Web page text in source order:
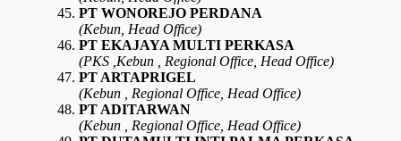
PT WONOREJO PERDANA
(Kebun, Head Office)
PT EKAJAYA MULTI PERKASA
(PKS ,Kebun , Regional Office, Head Office)
PT ARTAPRIGEL
(Kebun , Regional Office, Head Office)
PT ADITARWAN
(Kebun , Regional Office, Head Office)